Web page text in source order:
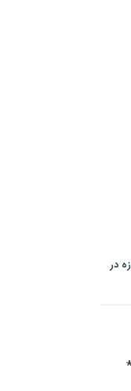
در